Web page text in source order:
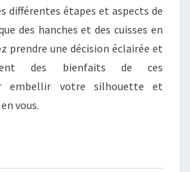
différentes étapes et aspects de
des hanches et des cuisses en
prendre une décision éclairée et
des bienfaits de ces
embellir votre silhouette et
vous.